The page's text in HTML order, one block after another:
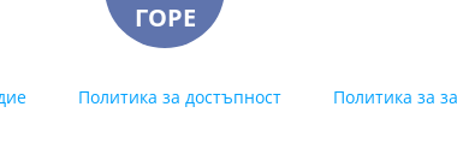
ГОРЕ
Политика за достъпност Политика за